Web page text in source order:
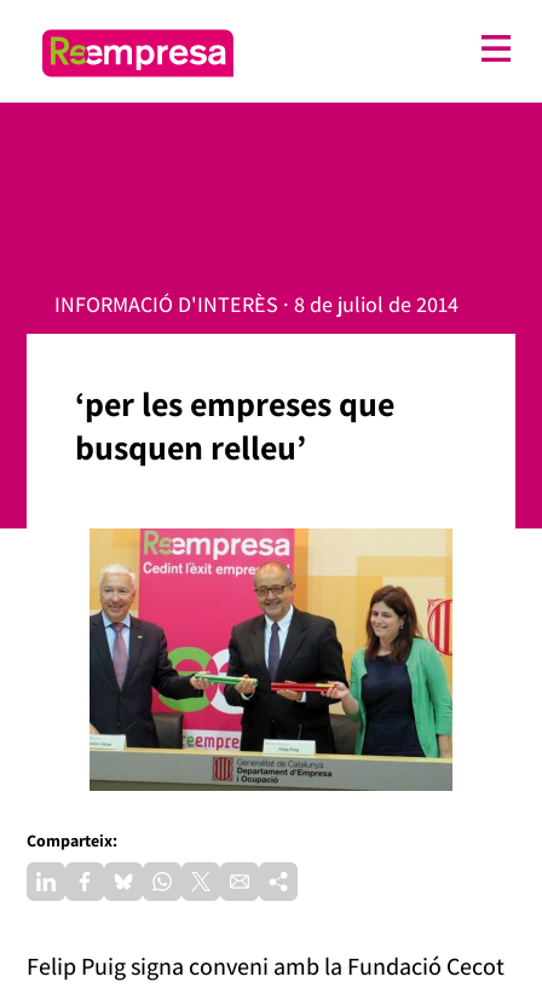
INFORMACIÓ D'INTERÈS · 8 de juliol de 2014
‘per les empreses que
busquen relleu’
Comparteix:
Felip Puig signa conveni amb la Fundació Cecot